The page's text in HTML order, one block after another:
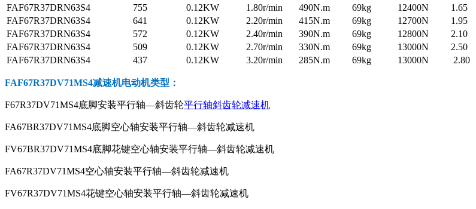
FAF67R37DRN63S4
755 0.12KW 1.80r/min 490N.m 69kg 12400N
1.65
FAF67R37DRN63S4
641 0.12KW 2.20r/min 415N.m 69kg 12700N
1.95
FAF67R37DRN63S4
572 0.12KW 2.40r/min 390N.m 69kg 12800N
2.10
FAF67R37DRN63S4
509 0.12KW 2.70r/min 330N.m 69kg 13000N
2.50
FAF67R37DRN63S4
437 0.12KW 3.20r/min 285N.m 69kg 13000N 2.80
FAF67R37DV71MS4减速机电动机类型：
F67R37DV71MS4底脚安装平行轴—斜齿轮平行轴斜齿轮减速机
FA67BR37DV71MS4底脚空心轴安装平行轴—斜齿轮减速机
FV67BR37DV71MS4底脚花键空心轴安装平行轴—斜齿轮减速机
FA67R37DV71MS4空心轴安装平行轴—斜齿轮减速机
FV67R37DV71MS4花键空心轴安装平行轴—斜齿轮减速机